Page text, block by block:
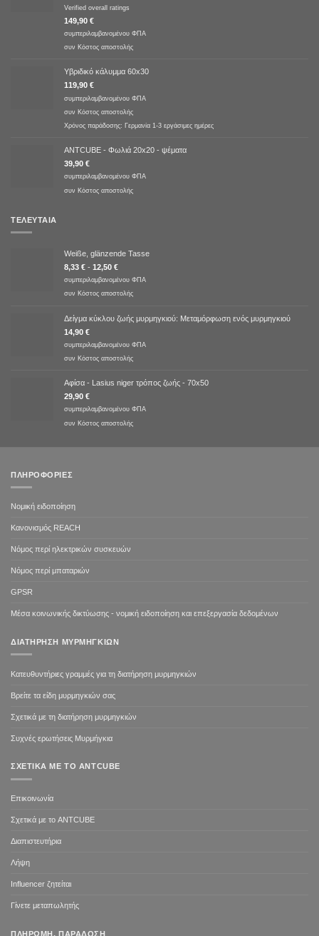
Βαθμολογήθηκε
με5.00
από 5
Verified overall ratings
149,90 €
συμπεριλαμβανομένου ΦΠΑ
συν Κόστος αποστολής
Υβριδικό κάλυμμα 60x30
119,90 €
συμπεριλαμβανομένου ΦΠΑ
συν Κόστος αποστολής
Χρόνος παράδοσης: Γερμανία 1-3 εργάσιμες ημέρες
ANTCUBE - Φωλιά 20x20 - ψέματα
39,90 €
συμπεριλαμβανομένου ΦΠΑ
συν Κόστος αποστολής
ΤΕΛΕΥΤΑΊΑ
Weiße, glänzende Tasse
8,33 € - 12,50 €
συμπεριλαμβανομένου ΦΠΑ
συν Κόστος αποστολής
Δείγμα κύκλου ζωής μυρμηγκιού: Μεταμόρφωση ενός μυρμηγκιού
14,90 €
συμπεριλαμβανομένου ΦΠΑ
συν Κόστος αποστολής
Αφίσα - Lasius niger τρόπος ζωής - 70x50
29,90 €
συμπεριλαμβανομένου ΦΠΑ
συν Κόστος αποστολής
ΠΛΗΡΟΦΟΡΊΕΣ
Νομική ειδοποίηση
Κανονισμός REACH
Νόμος περί ηλεκτρικών συσκευών
Νόμος περί μπαταριών
GPSR
Μέσα κοινωνικής δικτύωσης - νομική ειδοποίηση και επεξεργασία δεδομένων
ΔΙΑΤΉΡΗΣΗ ΜΥΡΜΗΓΚΙΏΝ
Κατευθυντήριες γραμμές για τη διατήρηση μυρμηγκιών
Βρείτε τα είδη μυρμηγκιών σας
Σχετικά με τη διατήρηση μυρμηγκιών
Συχνές ερωτήσεις Μυρμήγκια
ΣΧΕΤΙΚΆ ΜΕ ΤΟ ANTCUBE
Επικοινωνία
Σχετικά με το ANTCUBE
Διαπιστευτήρια
Λήψη
Influencer ζητείται
Γίνετε μεταπωλητής
ΠΛΗΡΩΜΉ, ΠΑΡΆΔΟΣΗ